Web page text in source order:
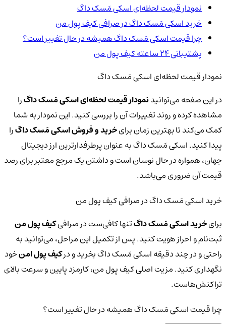
نمودار قیمت لحظه‌ای اسکی مَسک داگ
خرید اسکی مَسک داگ در صرافی کیف پول من
چرا قیمت اسکی مَسک داگ همیشه در حال تغییر است؟
پشتیبانی ۲۴ ساعته کیف پول من
نمودار قیمت لحظه‌ای اسکی مَسک داگ
در این صفحه می‌توانیدنمودار قیمت لحظه‌ای اسکی مَسک داگرا
مشاهده کرده و روند تغییرات آن را بررسی کنید. این نمودار به شما
کمک می‌کند تا بهترین زمان برایخرید و فروش اسکی مَسک داگرا
پیدا کنید. اسکی مَسک داگ به عنوان پرطرفدارترین ارز دیجیتال
جهان، همواره در حال نوسان است و داشتن یک مرجع معتبر برای رصد
قیمت آن ضروری می‌باشد.
خرید اسکی مَسک داگ در صرافی کیف پول من
برایخرید اسکی مَسک داگتنها کافی‌ست در صرافیکیف پول من
ثبت‌نام و احراز هویت کنید. پس از تکمیل این مراحل، می‌توانید به
راحتی و در چند دقیقه اسکی مَسک داگ بخرید و درکیف پول امنخود
نگهداری کنید. مزیت اصلی کیف پول من، کارمزد پایین و سرعت بالای
تراکنش‌هاست.
چرا قیمت اسکی مَسک داگ همیشه در حال تغییر است؟